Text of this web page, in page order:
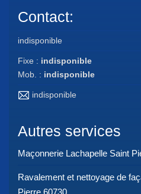
Contact:
indisponible
Fixe : indisponible
Mob. : indisponible
indisponible
Autres services
Maçonnerie Lachapelle Saint
Ravalement et nettoyage de
Pierre 60730